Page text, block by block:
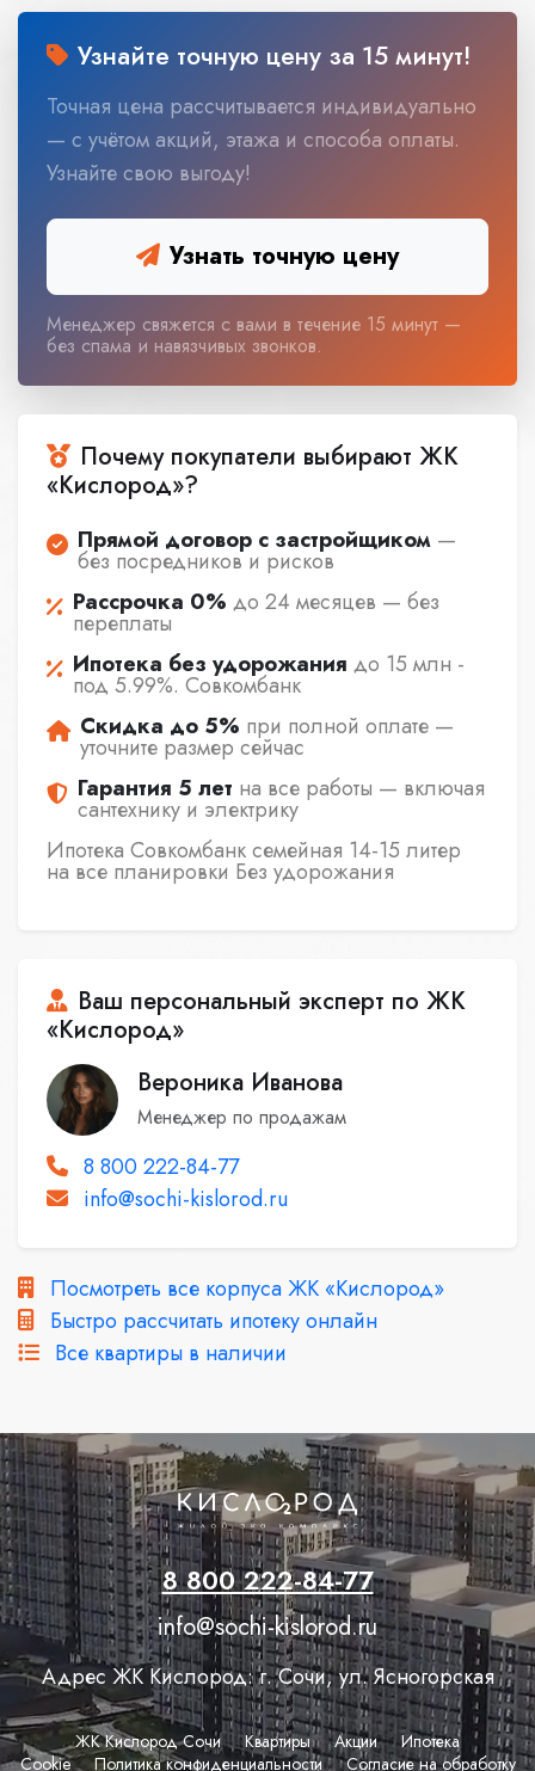
Узнайте точную цену за 15 минут!
Точная цена рассчитывается индивидуально
— с учётом акций, этажа и способа оплаты.
Узнайте свою выгоду!
Узнать точную цену
Менеджер свяжется с вами в течение 15 минут —
без спама и навязчивых звонков.
Почему покупатели выбирают ЖК
«Кислород»?
Прямой договор с застройщиком —
без посредников и рисков
Рассрочка 0% до 24 месяцев — без
переплаты
Ипотека без удорожания до 15 млн -
под 5.99%. Совкомбанк
Скидка до 5% при полной оплате —
уточните размер сейчас
Гарантия 5 лет на все работы — включая
сантехнику и электрику
Ипотека Совкомбанк семейная 14-15 литер
на все планировки Без удорожания
Ваш персональный эксперт по ЖК
«Кислород»
Вероника Иванова
Менеджер по продажам
8 800 222-84-77
info@sochi-kislorod.ru
Посмотреть все корпуса ЖК «Кислород»
Быстро рассчитать ипотеку онлайн
Все квартиры в наличии
8 800 222-84-77
info@sochi-kislorod.ru
Адрес ЖК Кислород: г. Сочи, ул. Ясногорская
ЖК Кислород Сочи Квартиры Акции
Ипотека
Сookie
Политика конфиденциальности Согласие на обработку